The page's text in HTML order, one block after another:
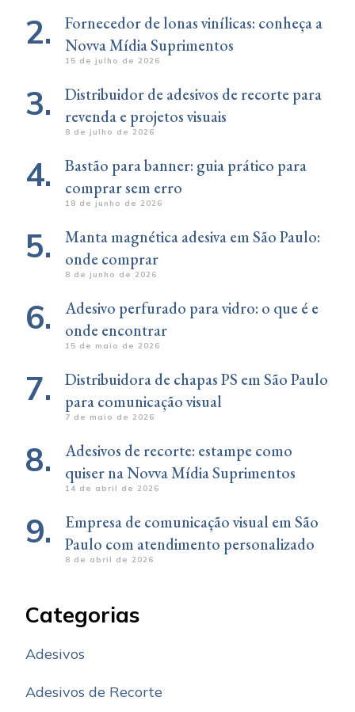
Fornecedor de lonas vinílicas: conheça a
Novva Mídia Suprimentos
15 de julho de 2026
Distribuidor de adesivos de recorte para
revenda e projetos visuais
8 de julho de 2026
Bastão para banner: guia prático para
comprar sem erro
18 de junho de 2026
Manta magnética adesiva em São Paulo:
onde comprar
8 de junho de 2026
Adesivo perfurado para vidro: o que é e
onde encontrar
15 de maio de 2026
Distribuidora de chapas PS em São Paulo
para comunicação visual
7 de maio de 2026
Adesivos de recorte: estampe como
quiser na Novva Mídia Suprimentos
14 de abril de 2026
Empresa de comunicação visual em São
Paulo com atendimento personalizado
8 de abril de 2026
Categorias
Adesivos
Adesivos de Recorte